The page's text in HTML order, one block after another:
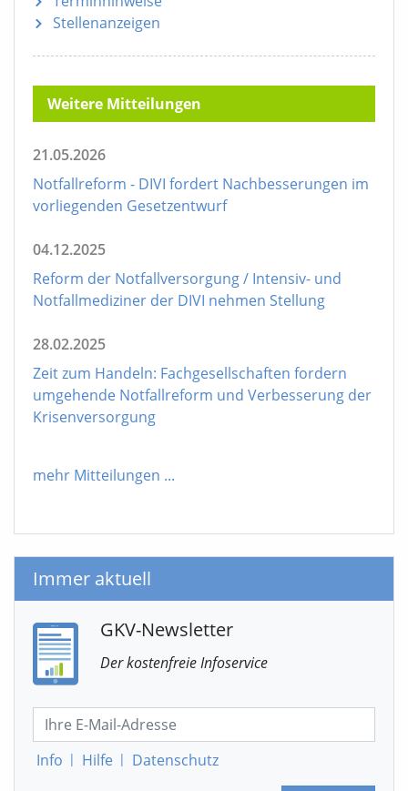
Stellenanzeigen
Weitere Mitteilungen
21.05.2026
Notfallreform - DIVI fordert Nachbesserungen im
vorliegenden Gesetzentwurf
04.12.2025
Reform der Notfallversorgung / Intensiv- und
Notfallmediziner der DIVI nehmen Stellung
28.02.2025
Zeit zum Handeln: Fachgesellschaften fordern
umgehende Notfallreform und Verbesserung der
Krisenversorgung
mehr Mitteilungen ...
Immer aktuell
GKV-Newsletter
Der kostenfreie Infoservice
Info | Hilfe | Datenschutz